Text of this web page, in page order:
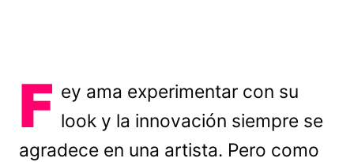
F ey ama experimentar con su
look y la innovación siempre se
agradece en una artista. Pero como